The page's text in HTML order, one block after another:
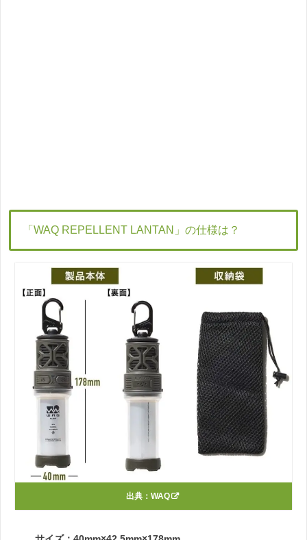
「WAQ REPELLENT LANTAN」の仕様は？
出典： WAQ